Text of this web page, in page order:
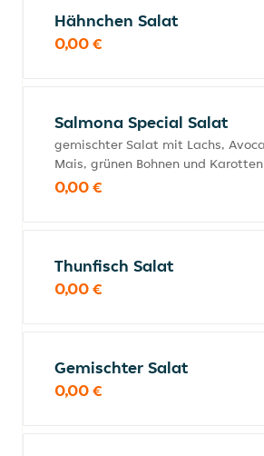
Hähnchen Salat
0,00 €
Salmona Special Salat
gemischter Salat mit Lachs,
Mais, grünen Bohnen und Karotten
0,00 €
Thunfisch Salat
0,00 €
Gemischter Salat
0,00 €